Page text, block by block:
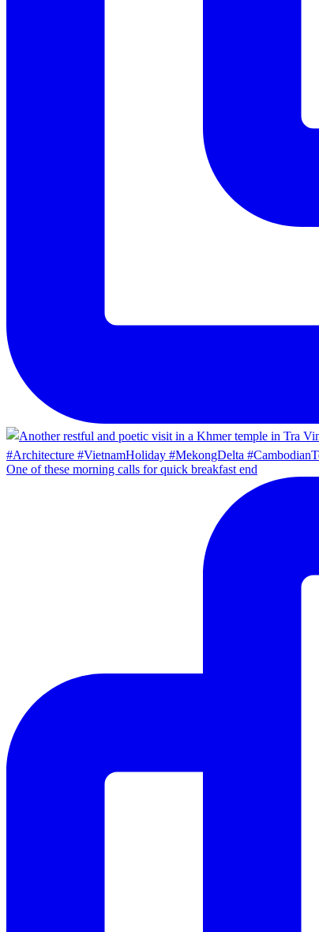
One of these morning calls for quick breakfast end